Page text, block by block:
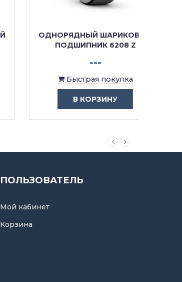
ОДНОРЯДНЫЙ ШАРИКОВЫЙ
ПОДШИПНИК 6208 Z
Быстрая покупка
В КОРЗИНУ
ПОЛЬЗОВАТЕЛЬ
Мой кабинет
Корзина